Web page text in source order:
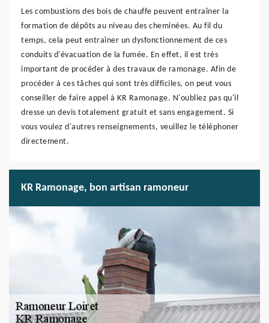
Les combustions des bois de chauffe peuvent entraîner la
formation de dépôts au niveau des cheminées. Au fil du
temps, cela peut entraîner un dysfonctionnement de ces
conduits d'évacuation de la fumée. En effet, il est très
important de procéder à des travaux de ramonage. Afin de
procéder à ces tâches qui sont très difficiles, on peut vous
conseiller de faire appel à KR Ramonage. N'oubliez pas qu'il
dresse un devis totalement gratuit et sans engagement. Si
vous voulez d'autres renseignements, veuillez le téléphoner
directement.
KR Ramonage, bon artisan ramoneur